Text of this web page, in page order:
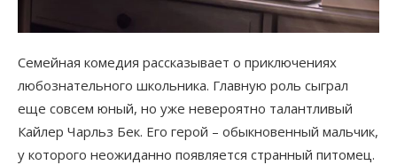
Семейная комедия рассказывает о приключениях
любознательного школьника. Главную роль сыграл
еще совсем юный, но уже невероятно талантливый
Кайлер Чарльз Бек. Его герой – обыкновенный мальчик,
у которого неожиданно появляется странный питомец.